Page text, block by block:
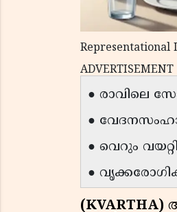
Representational
ADVERTISEMENT
● രാവിലെ
●
● വെറും
●
(KVARTHA)